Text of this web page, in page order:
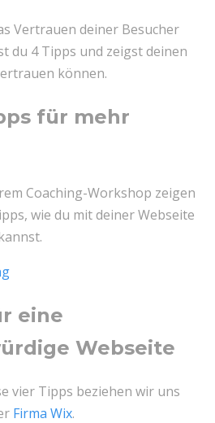
Vertrauen deiner Besucher
du 4 Tipps und zeigst deinen
können.
für mehr
Coaching-Workshop zeigen
wie du mit deiner Webseite
eine
Webseite
vier Tipps beziehen wir uns
Firma Wix.